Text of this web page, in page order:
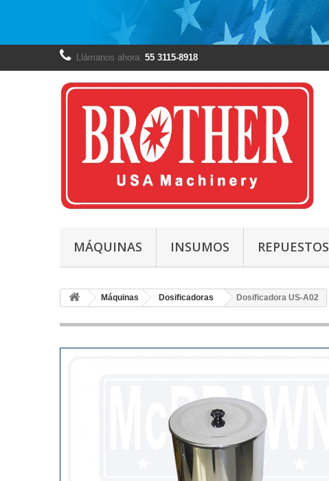
Llámanos ahora: 55 3115-8918
MÁQUINAS INSUMOS REPUESTOS
Máquinas Dosificadoras Dosificadora US-A02